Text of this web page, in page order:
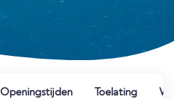
Openingstijden Toelating